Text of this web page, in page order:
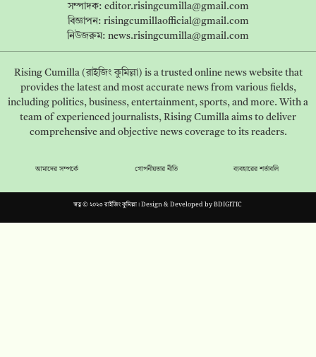
সম্পাদক: editor.risingcumilla@gmail.com
বিজ্ঞাপন: risingcumillaofficial@gmail.com
নিউজরুম: news.risingcumilla@gmail.com
Rising Cumilla (রাইজিং কুমিল্লা) is a trusted online news website that
provides the latest and most accurate news from various fields,
including politics, business, entertainment, sports, and more. With a
team of experienced journalists, Rising Cumilla aims to deliver
comprehensive and objective news coverage to its readers.
আমাদের সম্পর্কে গোপনীয়তার নীতি ব্যবহারের শর্তাবলি
স্বত্ব © ২০২৩ রাইজিং কুমিল্লা। Design & Developed byBDIGITIC